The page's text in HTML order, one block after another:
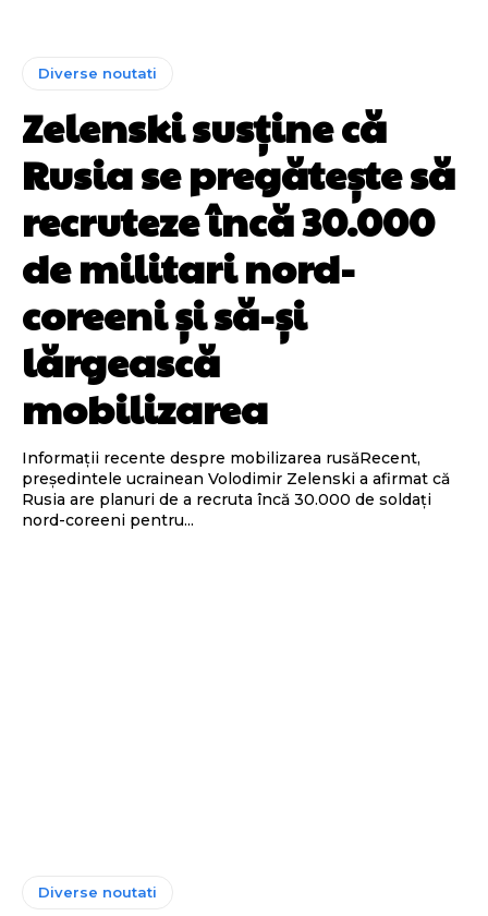
Diverse noutati
Zelenski susține că
Rusia se pregătește să
recruteze încă 30.000
de militari nord-
coreeni și să-și
lărgească
mobilizarea
Informații recente despre mobilizarea rusăRecent,
președintele ucrainean Volodimir Zelenski a afirmat că
Rusia are planuri de a recruta încă 30.000 de soldați
nord-coreeni pentru...
Diverse noutati